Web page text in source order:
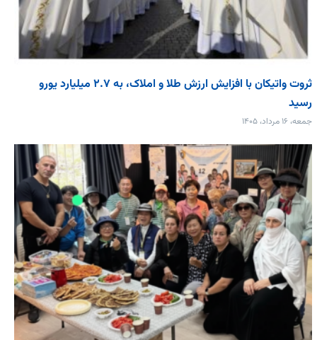
ثروت واتیکان با افزایش ارزش طلا و املاک، به ۲.۷ میلیارد یورو
رسید
جمعه، ۱۶ مرداد، ۱۴۰۵